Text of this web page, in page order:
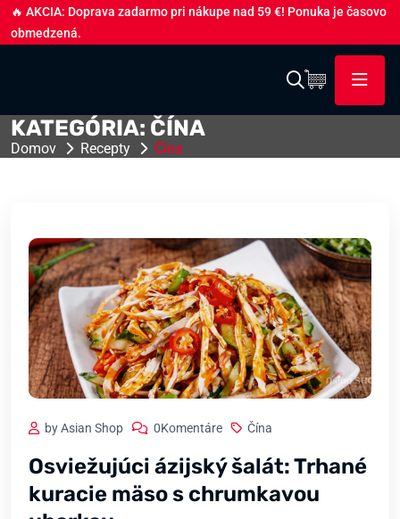
🔥 AKCIA: Doprava zadarmo pri nákupe nad 59 €! Ponuka je časovo
obmedzená.
KATEGÓRIA: ČÍNA
Domov Recepty Čína
by Asian Shop 0Komentáre Čína
Osviežujúci ázijský šalát: Trhané
kuracie mäso s chrumkavou